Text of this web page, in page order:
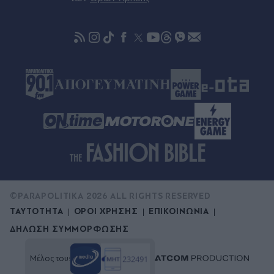
Συγκλονίζει η Αφροδίτη Νέστορα για τη μητέρα
της: "Συγγνώμη που δεν κατάφερα να σε
όνειρο παραμένει το ίδιο φρικιαστικό"
ΤΑΥΤΟΤΗΤΑ ΟΡΟΙ ΧΡΗΣΗΣ
ΕΠΙΚΟΙΝΩΝΙΑ
ΔΗΛΩΣΗ ΣΥΜΜΟΡΦΩΣΗΣ
©PARAPOLITIKA 2026 ALL RIGHTS RESERVED
Μέλος του: